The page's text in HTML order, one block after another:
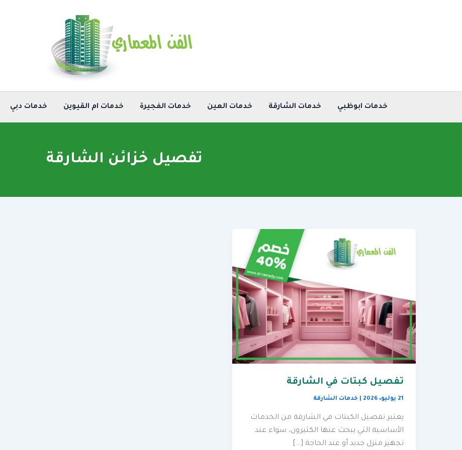
خدمات ابوظبي خدمات الشارقة خدمات العين خدمات الفجيرة خدمات ام القيوين خدمات دبي
تفصيل خزائن الشارقة
تفصيل كبتات في الشارقة
21 يوليو، 2026 خدمات الشارقة
يعتبر تفصيل الكبتات في الشارقة من الخدمات
الأساسية التي يبحث عنها الكثيرون، سواء عند
تجهيز منزل جديد أو عند الحاجة […]